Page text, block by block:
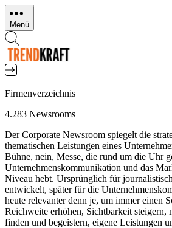
Direkt
zum
Inhalt
Menü
Firmenverzeichnis
4.283 Newsrooms
Der Corporate Newsroom spiegelt die
thematischen Leistungen eines
Bühne, nein, Messe, die rund um die Uhr
Unternehmenskommunikation und das
Niveau hebt. Ursprünglich für
entwickelt, später für die
heute relevanter denn je, um immer einen
Reichweite erhöhen, Sichtbarkeit steigern,
finden und begeistern, eigene Leistungen